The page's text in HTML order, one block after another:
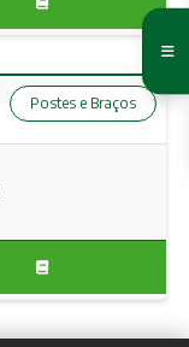
Postes e Braços